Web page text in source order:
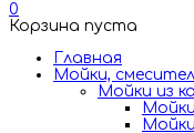
0
Корзина пуста
Главная
Мойки,
Mойки из